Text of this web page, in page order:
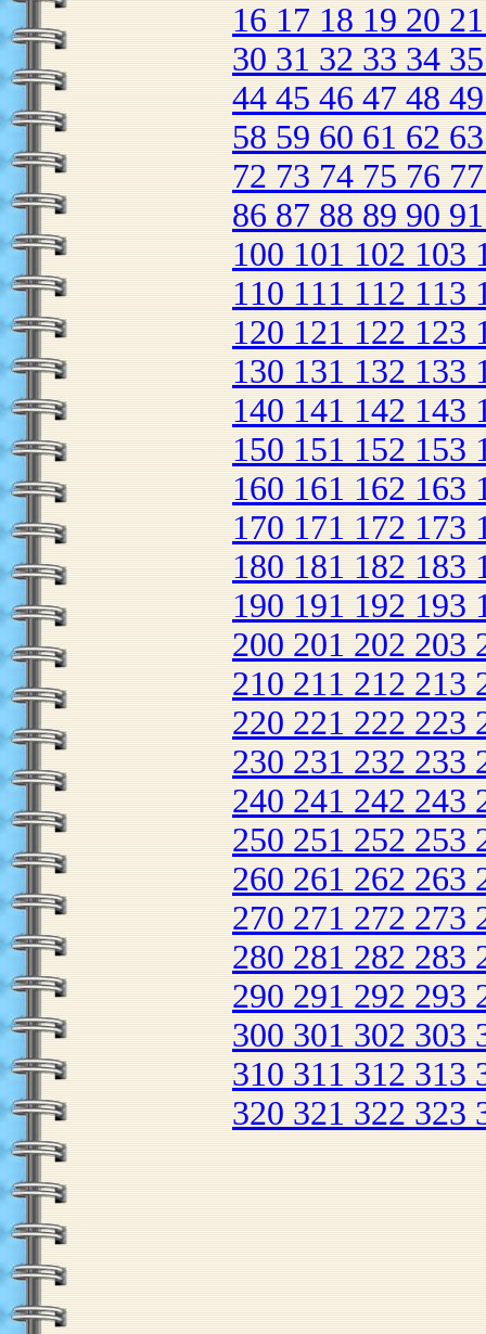
16 17 18 19 20
30 31 32 33 34
44 45 46 47 48
58 59 60 61 62
72 73 74 75 76
86 87 88 89 90
100 101 102 103
110 111 112 113
120 121 122 123
130 131 132 133
140 141 142 143
150 151 152 153
160 161 162 163
170 171 172 173
180 181 182 183
190 191 192 193
200 201 202 203
210 211 212 213
220 221 222 223
230 231 232 233
240 241 242 243
250 251 252 253
260 261 262 263
270 271 272 273
280 281 282 283
290 291 292 293
300 301 302 303
310 311 312 313
320 321 322 323